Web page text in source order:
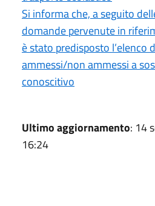
Si informa che, a seguito
domande pervenute in
è stato predisposto l’elenco
ammessi/non ammessi a
conoscitivo
Ultimo aggiornamento: 14
16:24